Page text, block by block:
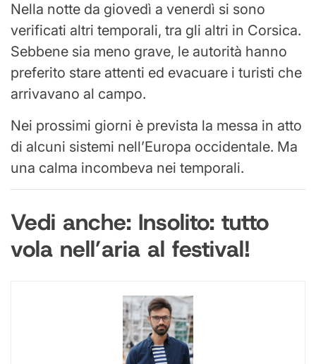
Nella notte da giovedì a venerdì si sono
verificati altri temporali, tra gli altri in Corsica.
Sebbene sia meno grave, le autorità hanno
preferito stare attenti ed evacuare i turisti che
arrivavano al campo.
Nei prossimi giorni è prevista la messa in atto
di alcuni sistemi nell’Europa occidentale. Ma
una calma incombeva nei temporali.
Vedi anche: Insolito: tutto
vola nell’aria al festival!